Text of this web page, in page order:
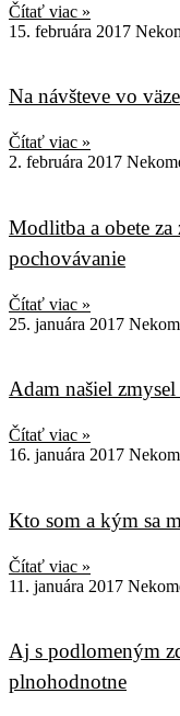
Čítať viac »
15. februára 2017
Na návšteve vo
Čítať viac »
2. februára 2017
Modlitba a obete za
pochovávanie
Čítať viac »
25. januára 2017
Adam našiel
Čítať viac »
16. januára 2017
Kto som a kým sa
Čítať viac »
11. januára 2017
Aj s podlomeným
plnohodnotne